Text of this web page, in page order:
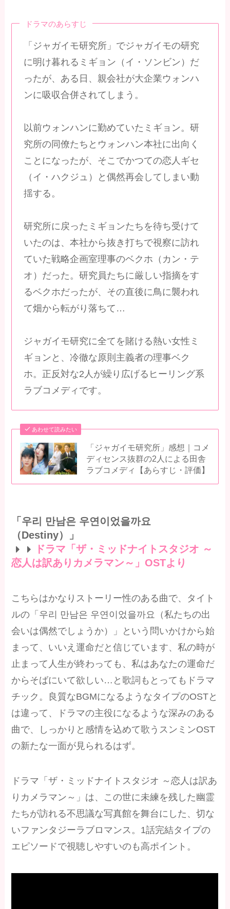
ドラマのあらすじ
「ジャガイモ研究所」でジャガイモの研究
に明け暮れるミギョン（イ・ソンビン）だ
ったが、ある日、親会社が大企業ウォンハ
ンに吸収合併されてしまう。
以前ウォンハンに勤めていたミギョン。研
究所の同僚たちとウォンハン本社に出向く
ことになったが、そこでかつての恋人ギセ
（イ・ハクジュ）と偶然再会してしまい動
揺する。
研究所に戻ったミギョンたちを待ち受けて
いたのは、本社から抜き打ちで視察に訪れ
ていた戦略企画室理事のベクホ（カン・テ
オ）だった。研究員たちに厳しい指摘をす
るベクホだったが、その直後に鳥に襲われ
て畑から転がり落ちて…
ジャガイモ研究に全てを賭ける熱い女性ミ
ギョンと、冷徹な原則主義者の理事ベク
ホ。正反対な2人が繰り広げるヒーリング系
ラブコメディです。
あわせて読みたい
「ジャガイモ研究所」感想｜コメ
ディセンス抜群の2人による田舎
ラブコメディ【あらすじ・評価】
「우리 만남은 우연이었을까요
（Destiny）」
ドラマ「ザ・ミッドナイトスタジオ ～
恋人は訳ありカメラマン～」OSTより
こちらはかなりストーリー性のある曲で、タイト
ルの「우리 만남은 우연이었을까요（私たちの出
会いは偶然でしょうか）」という問いかけから始
まって、いいえ運命だと信じています、私の時が
止まって人生が終わっても、私はあなたの運命だ
からそばにいて欲しい…と歌詞もとってもドラマ
チック。良質なBGMになるようなタイプのOSTと
は違って、ドラマの主役になるような深みのある
曲で、しっかりと感情を込めて歌うスンミンOST
の新たな一面が見られるはず。
ドラマ「ザ・ミッドナイトスタジオ ～恋人は訳あ
りカメラマン～」は、この世に未練を残した幽霊
たちが訪れる不思議な写真館を舞台にした、切な
いファンタジーラブロマンス。1話完結タイプの
エピソードで視聴しやすいのも高ポイント。